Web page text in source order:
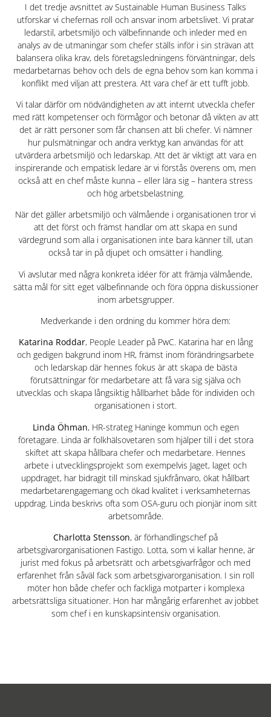
I det tredje avsnittet av Sustainable Human Business Talks
utforskar vi chefernas roll och ansvar inom arbetslivet. Vi pratar
ledarstil, arbetsmiljö och välbefinnande och inleder med en
analys av de utmaningar som chefer ställs inför i sin strävan att
balansera olika krav, dels företagsledningens förväntningar, dels
medarbetarnas behov och dels de egna behov som kan komma i
konflikt med viljan att prestera. Att vara chef är ett tufft jobb.
Vi talar därför om nödvändigheten av att internt utveckla chefer
med rätt kompetenser och förmågor och betonar då vikten av att
det är rätt personer som får chansen att bli chefer. Vi nämner
hur pulsmätningar och andra verktyg kan användas för att
utvärdera arbetsmiljö och ledarskap. Att det är viktigt att vara en
inspirerande och empatisk ledare är vi förstås överens om, men
också att en chef måste kunna – eller lära sig – hantera stress
och hög arbetsbelastning.
När det gäller arbetsmiljö och välmående i organisationen tror vi
att det först och främst handlar om att skapa en sund
värdegrund som alla i organisationen inte bara känner till, utan
också tar in på djupet och omsätter i handling.
Vi avslutar med några konkreta idéer för att främja välmående,
sätta mål för sitt eget välbefinnande och föra öppna diskussioner
inom arbetsgrupper.
Medverkande i den ordning du kommer höra dem:
Katarina Roddar, People Leader på PwC. Katarina har en lång
och gedigen bakgrund inom HR, främst inom förändringsarbete
och ledarskap där hennes fokus är att skapa de bästa
förutsättningar för medarbetare att få vara sig själva och
utvecklas och skapa långsiktig hållbarhet både för individen och
organisationen i stort.
Linda Öhman, HR-strateg Haninge kommun och egen
företagare. Linda är folkhälsovetaren som hjälper till i det stora
skiftet att skapa hållbara chefer och medarbetare. Hennes
arbete i utvecklingsprojekt som exempelvis Jaget, laget och
uppdraget, har bidragit till minskad sjukfrånvaro, ökat hållbart
medarbetarengagemang och ökad kvalitet i verksamheternas
uppdrag. Linda beskrivs ofta som OSA-guru och pionjär inom sitt
arbetsområde.
Charlotta Stensson, är förhandlingschef på
arbetsgivarorganisationen Fastigo. Lotta, som vi kallar henne, är
jurist med fokus på arbetsrätt och arbetsgivarfrågor och med
erfarenhet från såväl fack som arbetsgivarorganisation. I sin roll
möter hon både chefer och fackliga motparter i komplexa
arbetsrättsliga situationer. Hon har mångårig erfarenhet av jobbet
som chef i en kunskapsintensiv organisation.